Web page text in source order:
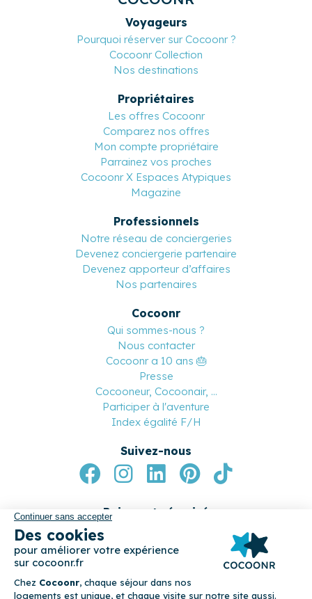
COCOONR
Voyageurs
Pourquoi réserver sur Cocoonr ?
Cocoonr Collection
Propriétaires
Les offres Cocoonr
Comparez nos offres
Mon compte propriétaire
Parrainez vos proches
Cocoonr X Espaces Atypiques
Professionnels
Notre réseau de conciergeries
Devenez conciergerie partenaire
Devenez apporteur d’affaires
Cocoonr
Qui sommes-nous ?
Nous contacter
Cocoonr a 10 ans 🎂
Presse
Cocooneur, Cocoonair, ...
Participer à l'aventure
Suivez-nous